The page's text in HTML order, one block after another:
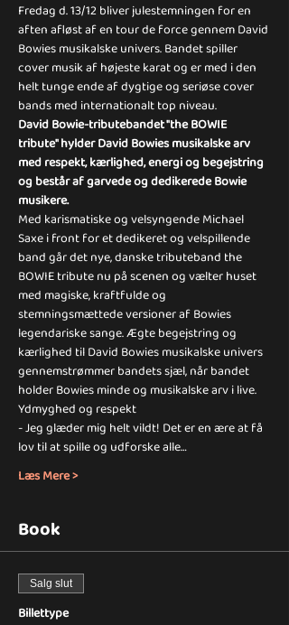
Fredag d. 13/12 bliver julestemningen for en
aften afløst af en tour de force gennem David
Bowies musikalske univers. Bandet spiller
cover musik af højeste karat og er med i den
helt tunge ende af dygtige og seriøse cover
bands med internationalt top niveau.
David Bowie-tributebandet "​the BOWIE
tribute" ​hylder David Bowies musikalske arv
med respekt, kærlighed, energi og begejstring
og består af garvede og dedikerede Bowie
musikere.
Med karismatiske og velsyngende Michael
Saxe i front for et dedikeret og velspillende
band går det nye, danske tributeband​ the
BOWIE tribute​ nu på scenen og vælter huset
med magiske, kraftfulde og
stemningsmættede versioner af Bowies
legendariske sange. Ægte begejstring og
kærlighed til David Bowies musikalske univers
gennemstrømmer bandets sjæl, når bandet
holder Bowies minde og musikalske arv i live.
Ydmyghed og respekt
- Jeg glæder mig helt vildt! Det er en ære at få
lov til at spille og udforske alle…
Læs Mere >
Book
Salg slut
Billettype